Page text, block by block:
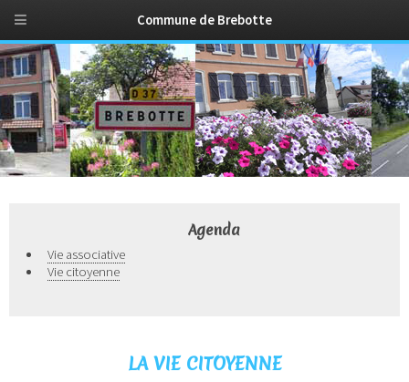
Agenda
Vie associative
Vie citoyenne
LA VIE CITOYENNE
Commune de Brebotte